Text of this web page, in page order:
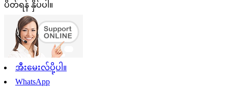
ပိတ်ရန် နှိပ်ပါ။
အီးမေးလ်ပို့ပါ။
WhatsApp